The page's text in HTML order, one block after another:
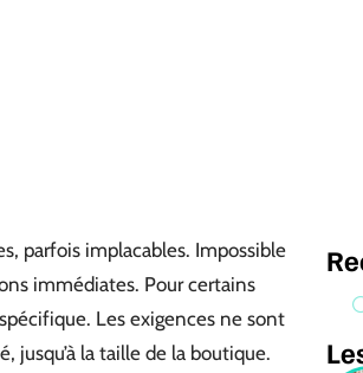
parfois implacables. Impossible
immédiates. Pour certains
Les exigences ne sont
jusqu’à la taille de la boutique.